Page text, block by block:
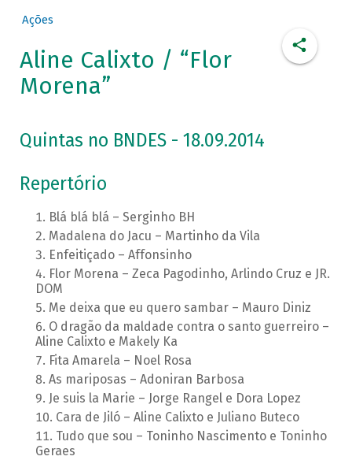
Ações
Aline Calixto / “Flor
Morena”
Quintas no BNDES - 18.09.2014
Repertório
Blá blá blá – Serginho BH
Madalena do Jacu – Martinho da Vila
Enfeitiçado – Affonsinho
Flor Morena – Zeca Pagodinho, Arlindo Cruz e JR.
DOM
Me deixa que eu quero sambar – Mauro Diniz
O dragão da maldade contra o santo guerreiro –
Aline Calixto e Makely Ka
Fita Amarela – Noel Rosa
As mariposas – Adoniran Barbosa
Je suis la Marie – Jorge Rangel e Dora Lopez
Cara de Jiló – Aline Calixto e Juliano Buteco
Tudo que sou – Toninho Nascimento e Toninho
Geraes